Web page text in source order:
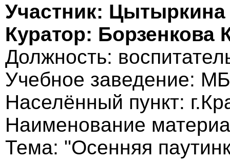
Участник:
Куратор: Борзенкова
Должность:
Учебное заведение:
Населённый пункт:
Наименование
Тема: "Осенняя